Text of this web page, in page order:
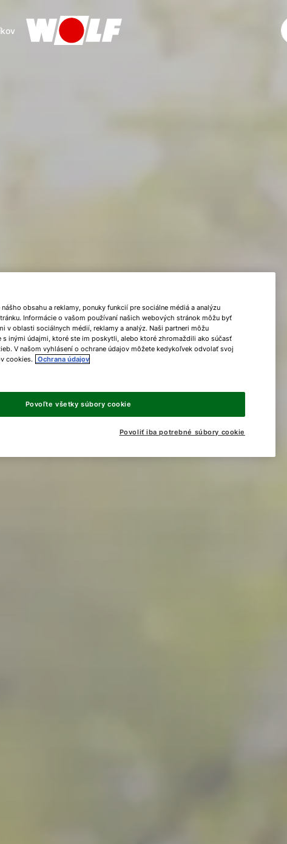
obsahu a reklamy, ponuky funkcií pre sociálne médiá a analýzu
Informácie o vašom používaní našich webových stránok môžu byť
v oblasti sociálnych médií, reklamy a analýz. Naši partneri môžu
inými údajmi, ktoré ste im poskytli, alebo ktoré zhromaždili ako súčasť
V našom vyhlásení o ochrane údajov môžete kedykoľvek odvolať svoj
cookies. Ochrana údajov
Povoliť iba potrebné súbory cookie
Povoľte všetky súbory cookie